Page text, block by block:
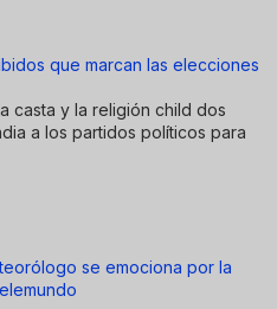
que marcan las elecciones
casta y la religión child dos
a los partidos políticos para
se emociona por la